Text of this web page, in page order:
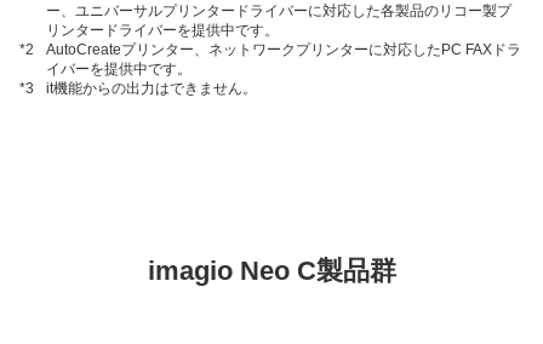
ー、ユニバーサルプリンタードライバーに対応した各製品のリコー製プ
リンタードライバーを提供中です。
*2
AutoCreateプリンター、ネットワークプリンターに対応したPC FAXドラ
イバーを提供中です。
*3
it機能からの出力はできません。
imagio Neo C製品群